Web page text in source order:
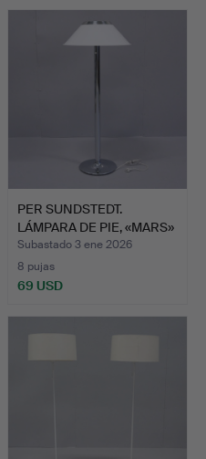
PER SUNDSTEDT.
LÁMPARA DE PIE, «MARS»
6295…
Subastado 3 ene 2026
8 pujas
69 USD